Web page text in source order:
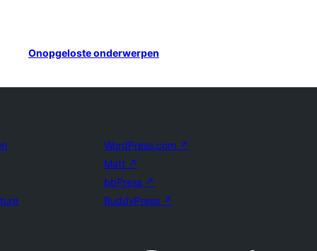
Onopgeloste onderwerpen
WordPress.com ↗
Matt ↗
bbPress ↗
BuddyPress ↗